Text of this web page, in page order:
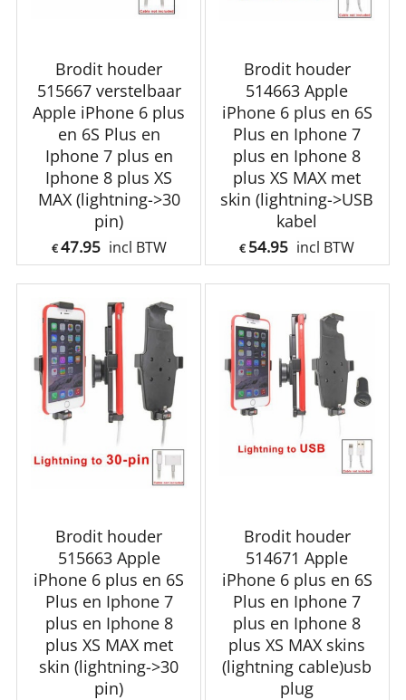
Brodit houder
515667 verstelbaar
Apple iPhone 6 plus
en 6S Plus en
Iphone 7 plus en
Iphone 8 plus XS
MAX (lightning->30
pin)
€ 47.95 incl BTW
Brodit houder
514663 Apple
iPhone 6 plus en 6S
Plus en Iphone 7
plus en Iphone 8
plus XS MAX met
skin (lightning->USB
kabel
€ 54.95 incl BTW
Brodit houder
515663 Apple
iPhone 6 plus en 6S
Plus en Iphone 7
plus en Iphone 8
plus XS MAX met
skin (lightning->30
pin)
Brodit houder
514671 Apple
iPhone 6 plus en 6S
Plus en Iphone 7
plus en Iphone 8
plus XS MAX skins
(lightning cable)usb
plug